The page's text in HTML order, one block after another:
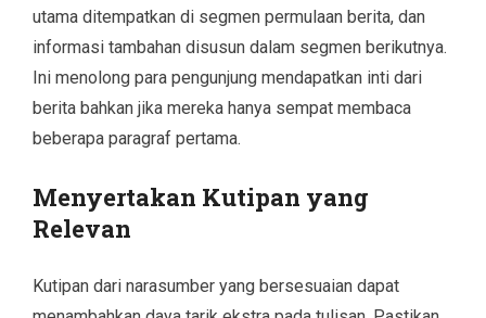
utama ditempatkan di segmen permulaan berita, dan
informasi tambahan disusun dalam segmen berikutnya.
Ini menolong para pengunjung mendapatkan inti dari
berita bahkan jika mereka hanya sempat membaca
beberapa paragraf pertama.
Menyertakan Kutipan yang
Relevan
Kutipan dari narasumber yang bersesuaian dapat